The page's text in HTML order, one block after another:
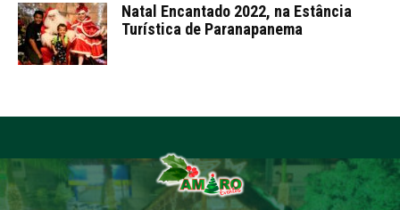
Natal Encantado 2022, na Estância
Turística de Paranapanema